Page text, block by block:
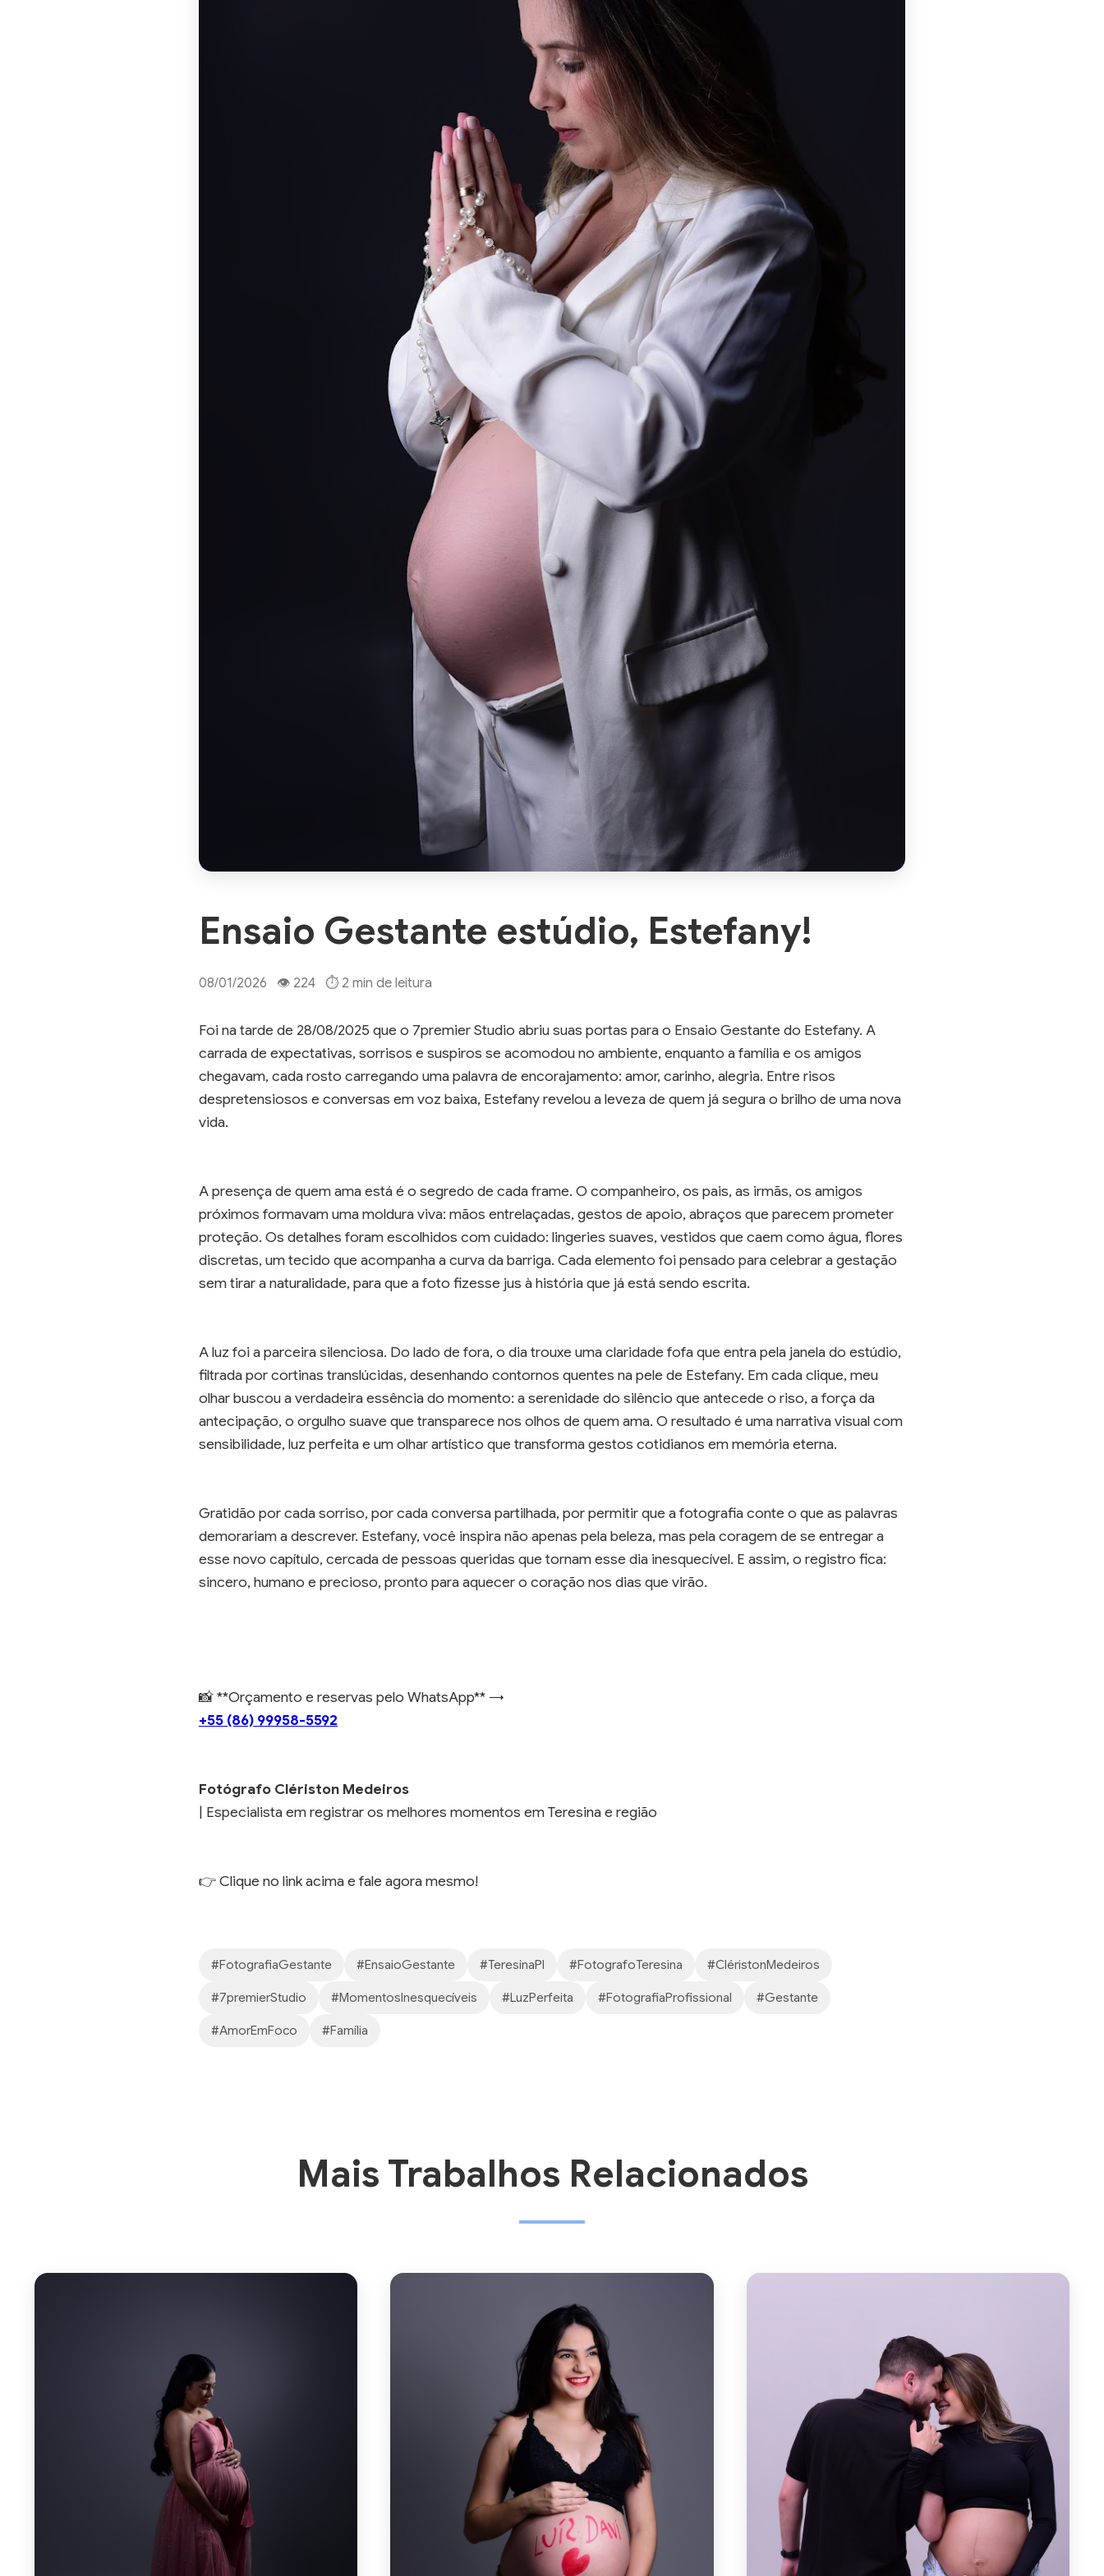
Ensaio Gestante estúdio, Estefany!
08/01/2026 👁 224 ⏱ 2 min de leitura
Foi na tarde de 28/08/2025 que o 7premier Studio abriu suas portas para o Ensaio Gestante do Estefany. A
carrada de expectativas, sorrisos e suspiros se acomodou no ambiente, enquanto a família e os amigos
chegavam, cada rosto carregando uma palavra de encorajamento: amor, carinho, alegria. Entre risos
despretensiosos e conversas em voz baixa, Estefany revelou a leveza de quem já segura o brilho de uma nova
vida.
A presença de quem ama está é o segredo de cada frame. O companheiro, os pais, as irmãs, os amigos
próximos formavam uma moldura viva: mãos entrelaçadas, gestos de apoio, abraços que parecem prometer
proteção. Os detalhes foram escolhidos com cuidado: lingeries suaves, vestidos que caem como água, flores
discretas, um tecido que acompanha a curva da barriga. Cada elemento foi pensado para celebrar a gestação
sem tirar a naturalidade, para que a foto fizesse jus à história que já está sendo escrita.
A luz foi a parceira silenciosa. Do lado de fora, o dia trouxe uma claridade fofa que entra pela janela do estúdio,
filtrada por cortinas translúcidas, desenhando contornos quentes na pele de Estefany. Em cada clique, meu
olhar buscou a verdadeira essência do momento: a serenidade do silêncio que antecede o riso, a força da
antecipação, o orgulho suave que transparece nos olhos de quem ama. O resultado é uma narrativa visual com
sensibilidade, luz perfeita e um olhar artístico que transforma gestos cotidianos em memória eterna.
Gratidão por cada sorriso, por cada conversa partilhada, por permitir que a fotografia conte o que as palavras
demorariam a descrever. Estefany, você inspira não apenas pela beleza, mas pela coragem de se entregar a
esse novo capítulo, cercada de pessoas queridas que tornam esse dia inesquecível. E assim, o registro fica:
sincero, humano e precioso, pronto para aquecer o coração nos dias que virão.
📸 **Orçamento e reservas pelo WhatsApp** →
+55 (86) 99958-5592
Fotógrafo Clériston Medeiros
| Especialista em registrar os melhores momentos em Teresina e região
👉 Clique no link acima e fale agora mesmo!
#FotografiaGestante #EnsaioGestante #TeresinaPI #FotografoTeresina #CléristonMedeiros
#7premierStudio #MomentosInesquecíveis #LuzPerfeita #FotografiaProfissional #Gestante
#AmorEmFoco #Família
Mais Trabalhos Relacionados